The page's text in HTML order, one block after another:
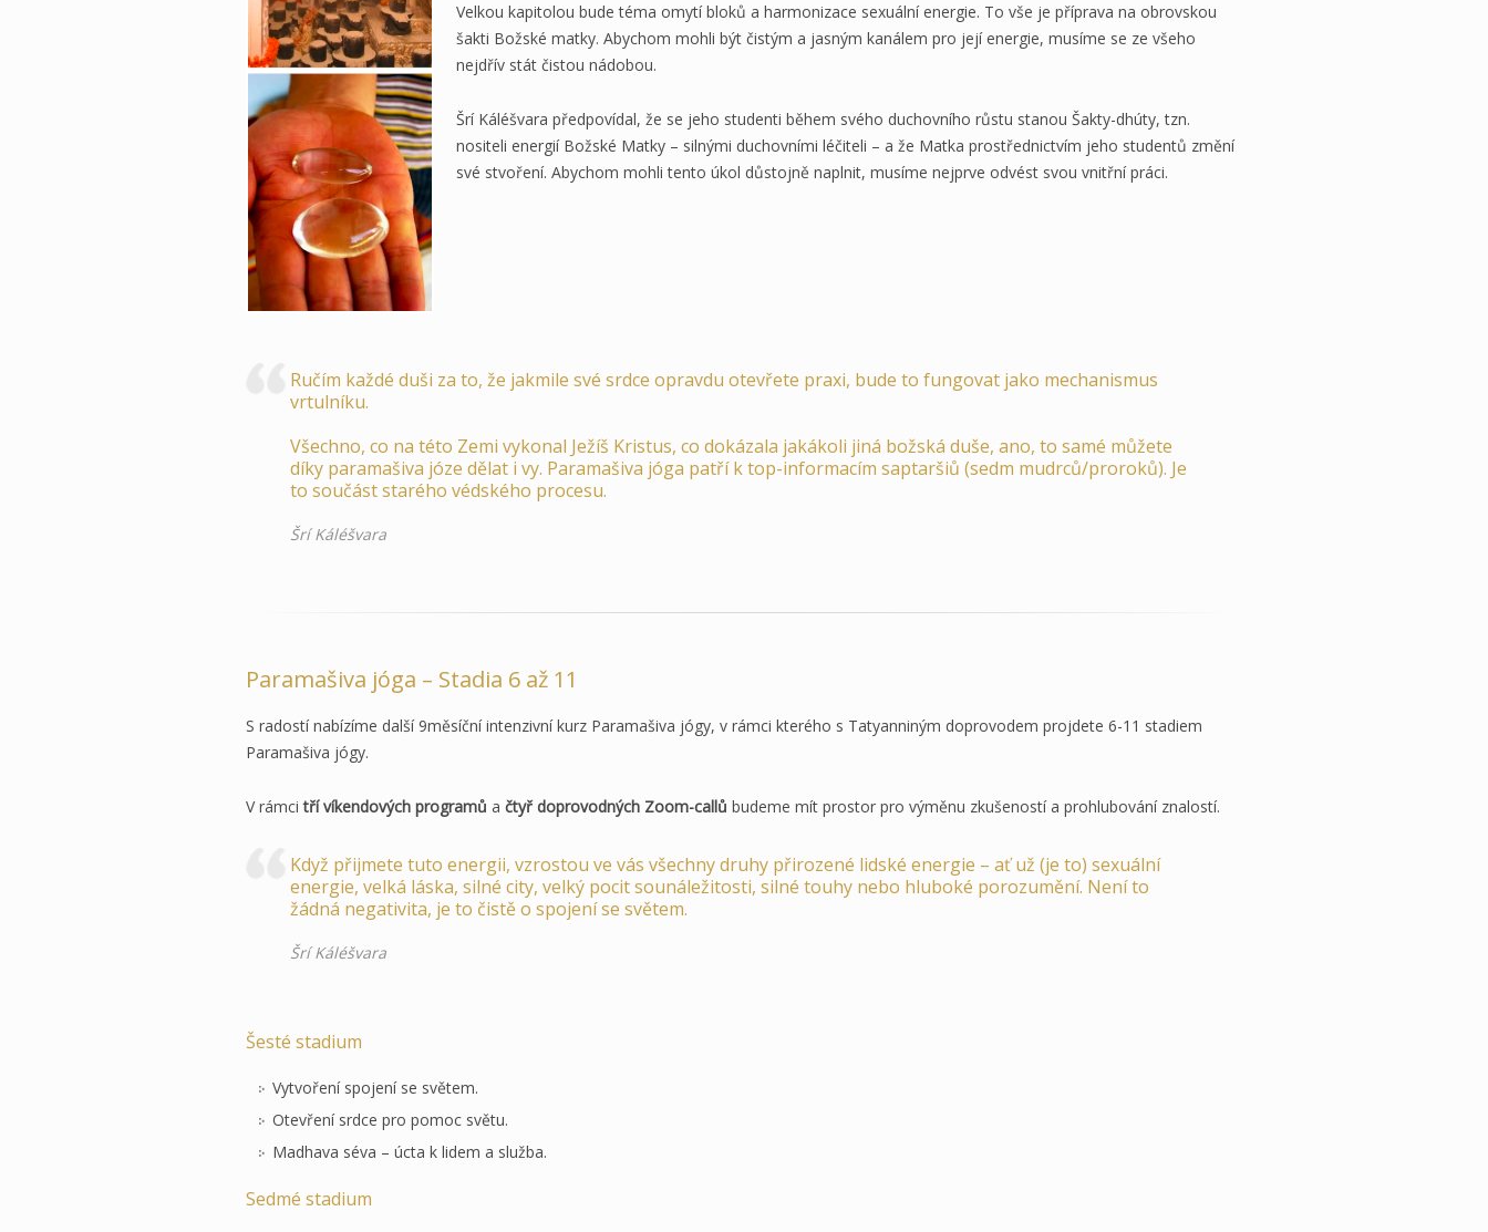
Velkou kapitolou bude téma omytí bloků a harmonizace sexuální energie. To vše je příprava na obrovskou
šakti Božské matky. Abychom mohli být čistým a jasným kanálem pro její energie, musíme se ze všeho
nejdřív stát čistou nádobou.
Šrí Káléšvara předpovídal, že se jeho studenti během svého duchovního růstu stanou Šakty-dhúty, tzn.
nositeli energií Božské Matky – silnými duchovními léčiteli – a že Matka prostřednictvím jeho studentů změní
své stvoření. Abychom mohli tento úkol důstojně naplnit, musíme nejprve odvést svou vnitřní práci.
Ručím každé duši za to, že jakmile své srdce opravdu otevřete praxi, bude to fungovat jako mechanismus
vrtulníku.
Všechno, co na této Zemi vykonal Ježíš Kristus, co dokázala jakákoli jiná božská duše, ano, to samé můžete
díky paramašiva józe dělat i vy. Paramašiva jóga patří k top-informacím saptaršiů (sedm mudrců/proroků). Je
to součást starého védského procesu.
Šrí Káléšvara
Paramašiva jóga – Stadia 6 až 11
S radostí nabízíme další 9měsíční intenzivní kurz Paramašiva jógy, v rámci kterého s Tatyanniným doprovodem projdete 6-11 stadiem
Paramašiva jógy.
V rámcitří víkendových programů a čtyř doprovodných Zoom-callů budeme mít prostor pro výměnu zkušeností a prohlubování znalostí.
Když přijmete tuto energii, vzrostou ve vás všechny druhy přirozené lidské energie – ať už (je to) sexuální
energie, velká láska, silné city, velký pocit sounáležitosti, silné touhy nebo hluboké porozumění. Není to
žádná negativita, je to čistě o spojení se světem.
Šrí Káléšvara
Šesté stadium
Vytvoření spojení se světem.
Otevření srdce pro pomoc světu.
Madhava séva – úcta k lidem a služba.
Sedmé stadium